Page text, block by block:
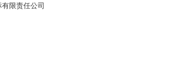
限责任公司